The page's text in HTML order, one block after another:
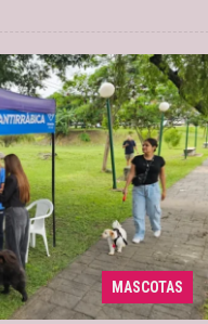
MASCOTAS